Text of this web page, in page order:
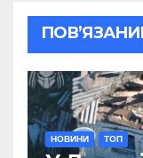
НОВИНИ ТОП